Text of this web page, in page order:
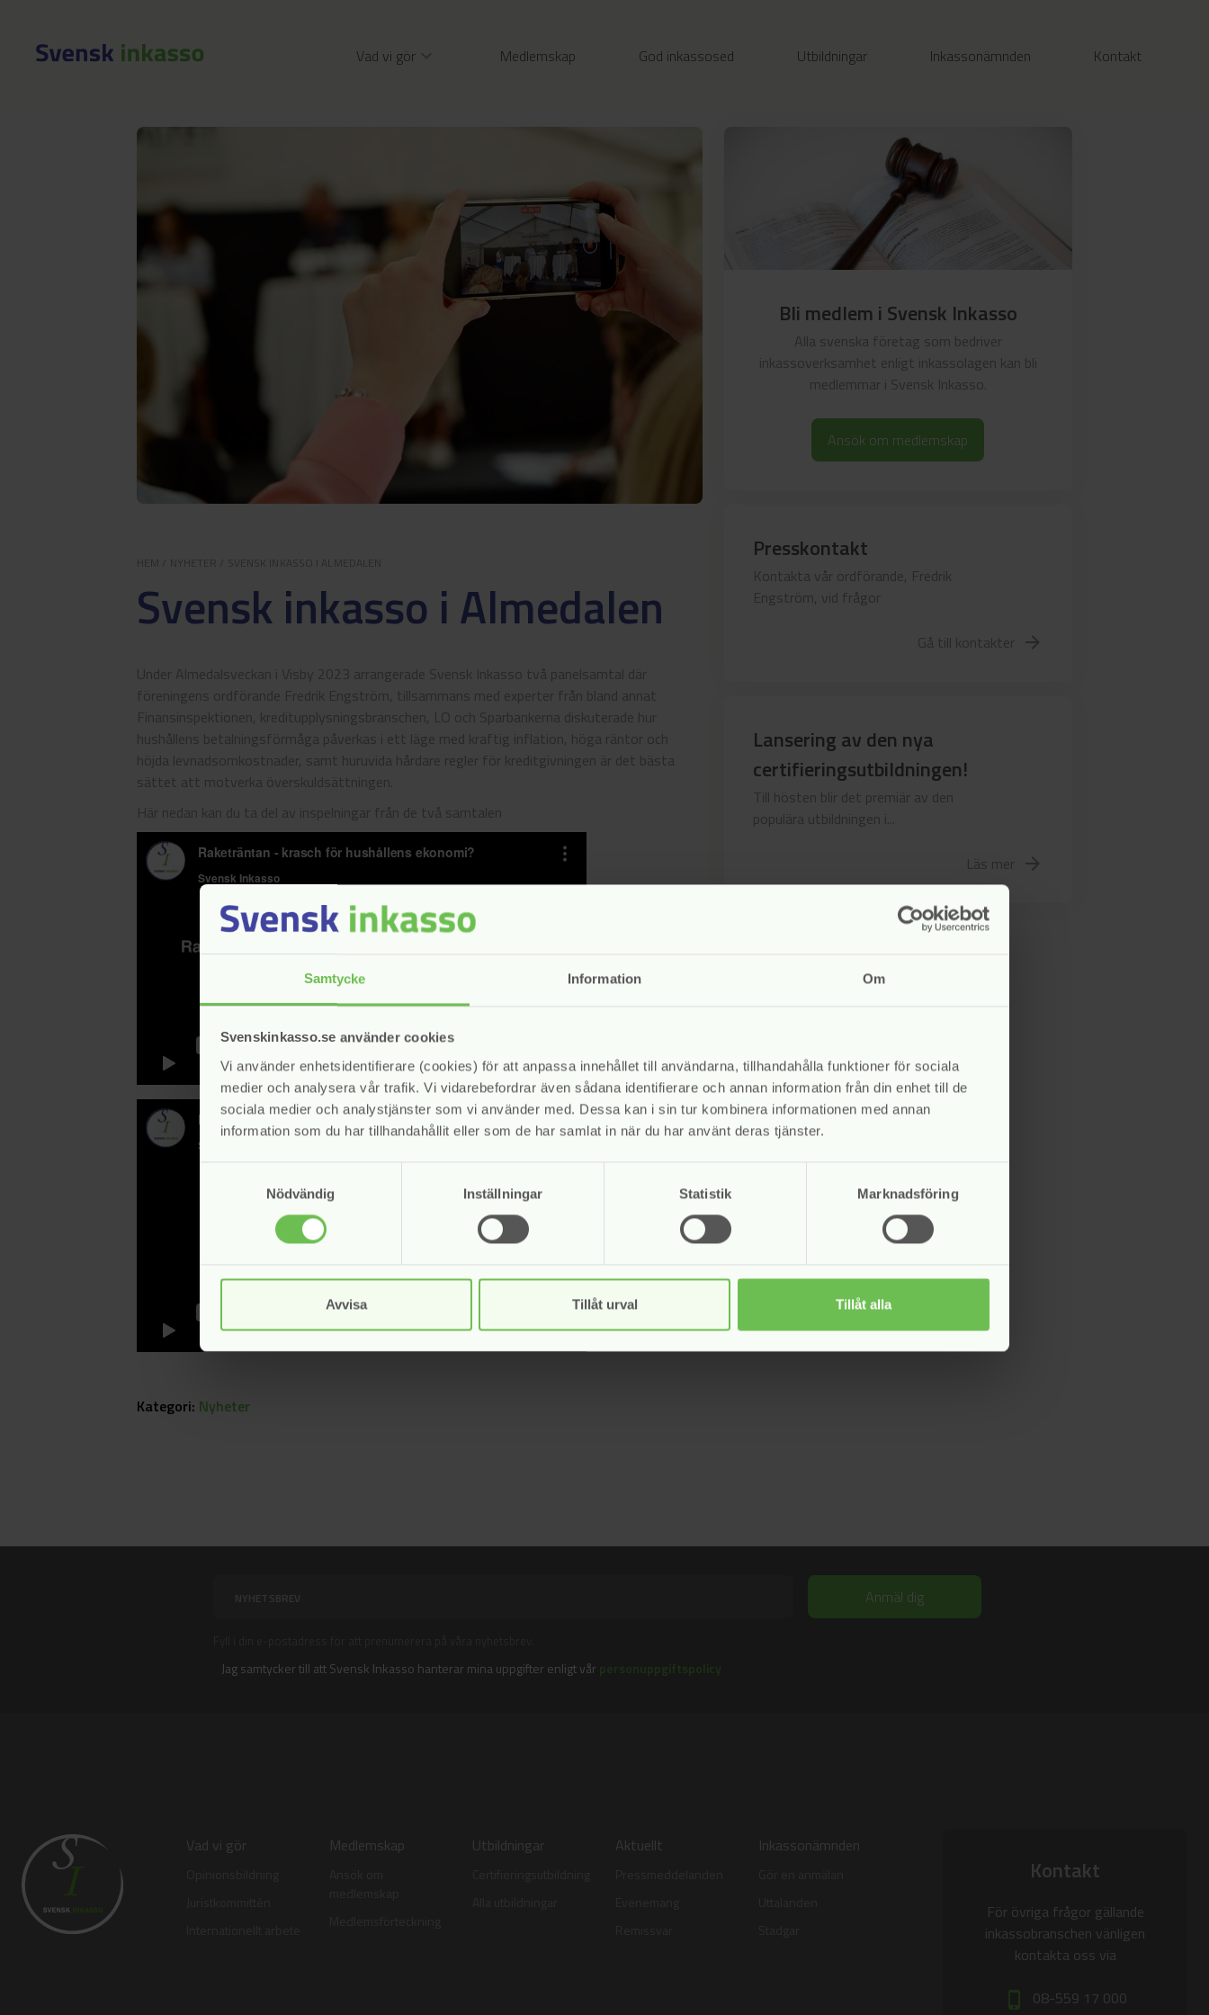
Samtycke Information Om
Svenskinkasso.se använder cookies
Vi använder enhetsidentifierare (cookies) för att anpassa innehållet till användarna, tillhandahålla funktioner för sociala
medier och analysera vår trafik. Vi vidarebefordrar även sådana identifierare och annan information från din enhet till de
sociala medier och analystjänster som vi använder med. Dessa kan i sin tur kombinera informationen med annan
information som du har tillhandahållit eller som de har samlat in när du har använt deras tjänster.
Nödvändig
Inställningar Statistik Marknadsföring
Avvisa Tillåt urval Tillåt alla
Vad vi gör Medlemskap God inkassosed Utbildningar Inkassonämnden Kontakt
NYHETER
Svensk inkasso i Almedalen
Under Almedalsveckan i Visby 2023 arrangerade Svensk Inkasso två panelsamtal där
föreningens ordförande Fredrik Engström, tillsammans med experter från bland annat
Finansinspektionen, kreditupplysningsbranschen, LO och Sparbankerna diskuterade hur
hushållens betalningsförmåga påverkas i ett läge med kraftig inflation, höga räntor och
höjda levnadsomkostnader, samt huruvida hårdare regler för kreditgivningen är det bästa
sättet att motverka överskuldsättningen.
Här nedan kan du ta del av inspelningar från de två samtalen
Kategori: Nyheter
Bli medlem i Svensk Inkasso
Alla svenska företag som bedriver
inkassoverksamhet enligt inkassolagen kan bli
medlemmar i Svensk Inkasso.
Ansök om medlemskap
Presskontakt
Kontakta vår ordförande, Fredrik
Engström, vid frågor
Gå till kontakter arrow_forward
Lansering av den nya
certifieringsutbildningen!
Till hösten blir det premiär av den
populära utbildningen i...
Läs mer arrow_forward
Jag samtycker till att Svensk Inkasso hanterar mina uppgifter enligt vår personuppgiftspolicy
Vad vi gör Medlemskap Utbildningar Aktuellt Inkassonämnden
Kontakt
För övriga frågor gällande
inkassobranschen vänligen
kontakta oss via
phone_iphone 08-559 17 000